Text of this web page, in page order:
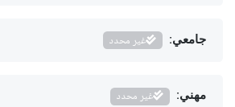
جامعي: غير محدد
مهني: غير محدد